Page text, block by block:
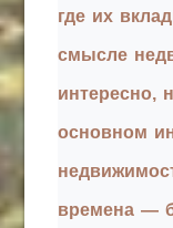
где их
смысле
интересно,
основном
времена —